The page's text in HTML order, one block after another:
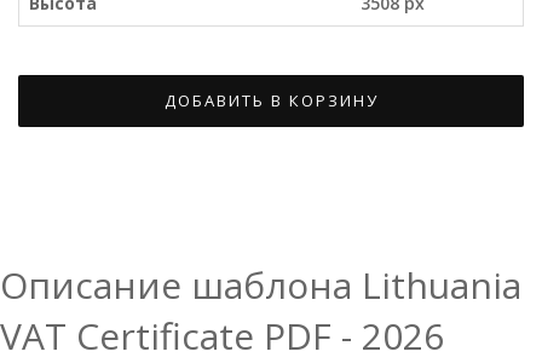
ДОБАВИТЬ В КОРЗИНУ
Описание шаблона Lithuania
VAT Certificate PDF - 2026